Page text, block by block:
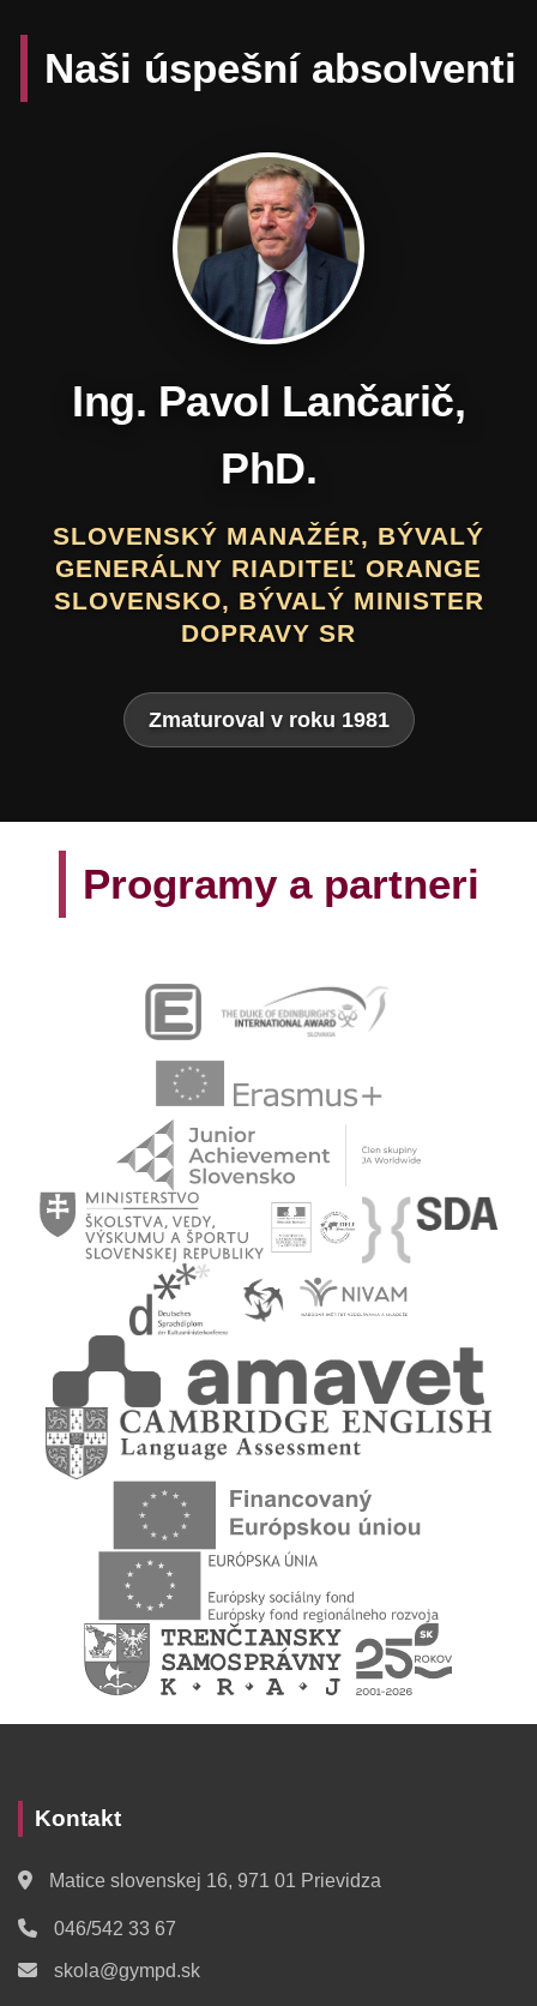
Naši úspešní absolventi
Daniel Hevier
DRAMATIK, SCENÁRISTA, TEXTÁR,
VÝTVARNÍK A AUTOR LITERATÚRY
PRE DETI A MLÁDEŽ
Zmaturoval v roku 1975
Programy a partneri
Kontakt
Matice slovenskej 16, 971 01 Prievidza
046/542 33 67
skola@gympd.sk